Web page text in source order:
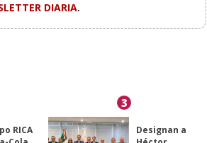
DIARIA.
RICA
3
Designan a